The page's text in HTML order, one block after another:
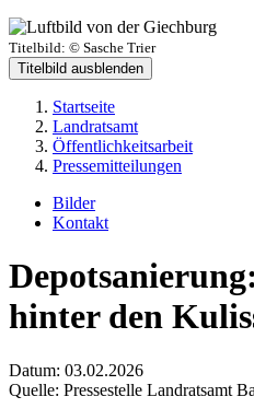
Titelbild: © Sasche Trier
Titelbild ausblenden
Startseite
Landratsamt
Öffentlichkeitsarbeit
Pressemitteilungen
Bilder
Kontakt
hinter den
Datum: 03.02.2026
Quelle: Pressestelle Landratsamt